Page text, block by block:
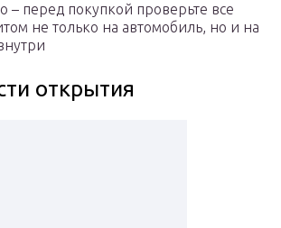
– перед покупкой проверьте все
не только на автомобиль, но и на
открытия